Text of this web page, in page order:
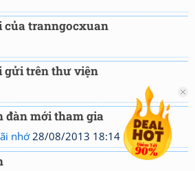
của tranngocxuan
gửi trên thư viện
đàn mới tham gia
nhớ28/08/2013 18:14